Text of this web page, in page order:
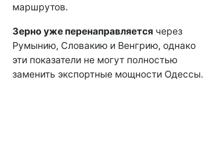
маршрутов.
Зерно уже перенаправляется через
Румынию, Словакию и Венгрию, однако
эти показатели не могут полностью
заменить экспортные мощности Одессы.